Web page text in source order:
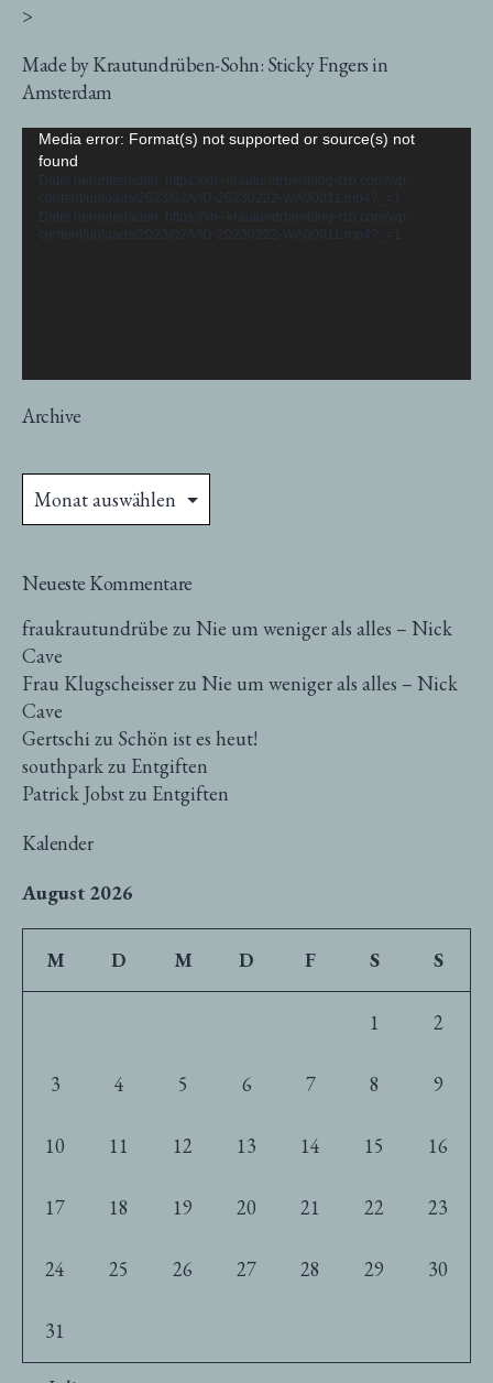
>
Made by Krautundrüben-Sohn: Sticky Fngers in
Amsterdam
Video-
Player
Media error: Format(s) not supported or source(s) not
found
Datei herunterladen: https://xn--krautundrbenblog-rzb.com/wp-
content/uploads/2023/02/VID-20230222-WA00011.mp4?_=1
Datei herunterladen: https://xn--krautundrbenblog-rzb.com/wp-
content/uploads/2023/02/VID-20230222-WA00011.mp4?_=1
Archive
Neueste Kommentare
fraukrautundrübe zu Nie um weniger als alles – Nick
Cave
Frau Klugscheisserzu Nie um weniger als alles – Nick
Cave
Gertschi zu Schön ist es heut!
southparkzu Entgiften
Patrick Jobstzu Entgiften
Kalender
August 2026
M D M D F S S
1 2
3 4 5 6 7 8 9
10 11 12 13 14 15 16
17 18 19 20 21 22 23
24 25 26 27 28 29 30
31